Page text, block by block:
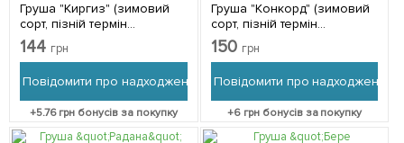
Груша "Киргиз" (зимовий
сорт, пізній термін
дозрівання) 1 саджанець в
упаковці
144 грн
Повідомити про надходження
+5.76грн бонусів за покупку
Груша "Конкорд" (зимовий
сорт, пізній термін
дозрівання) 1 саджанець в
упаковці
150 грн
Повідомити про надходження
+6грн бонусів за покупку